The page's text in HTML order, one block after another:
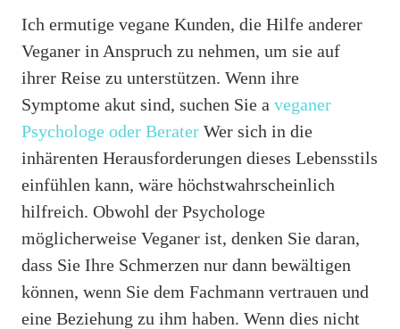
Ich ermutige vegane Kunden, die Hilfe anderer
Veganer in Anspruch zu nehmen, um sie auf
ihrer Reise zu unterstützen. Wenn ihre
Symptome akut sind, suchen Sie a veganer
Psychologe oder Berater Wer sich in die
inhärenten Herausforderungen dieses Lebensstils
einfühlen kann, wäre höchstwahrscheinlich
hilfreich. Obwohl der Psychologe
möglicherweise Veganer ist, denken Sie daran,
dass Sie Ihre Schmerzen nur dann bewältigen
können, wenn Sie dem Fachmann vertrauen und
eine Beziehung zu ihm haben. Wenn dies nicht